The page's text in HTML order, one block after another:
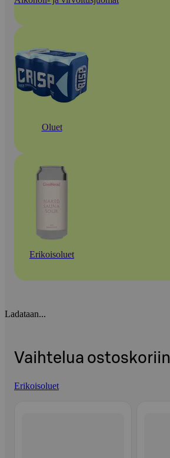
Oluet
Erikoisoluet
Ladataan...
Vaihtelua ostoskoriin
Erikoisoluet